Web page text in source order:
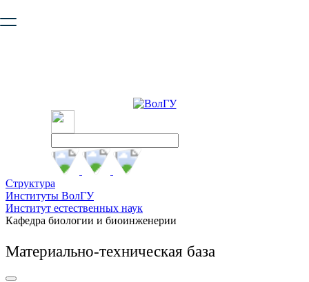
безопасную работу с сайтом. Пожалуйста
Структура
Институты ВолГУ
Институт естественных наук
Кафедра биологии и биоинженерии
Материально-техническая база